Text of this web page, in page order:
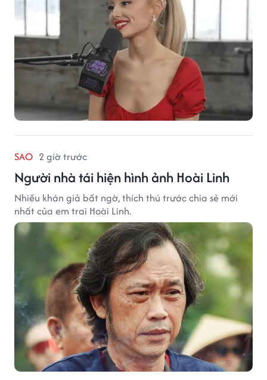
SAO 2 giờ trước
Người nhà tái hiện hình ảnh Hoài Linh
Nhiều khán giả bất ngờ, thích thú trước chia sẻ mới
nhất của em trai Hoài Linh.